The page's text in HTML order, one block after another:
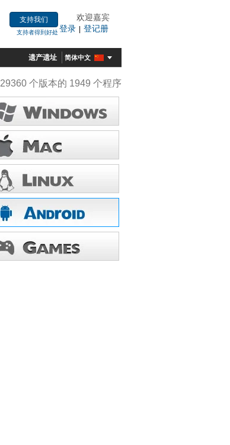
支持我们
支持者得到好处
欢迎嘉宾
登录 | 登记册
遗产遗址 简体中文
29360 个版本的 1949 个程序